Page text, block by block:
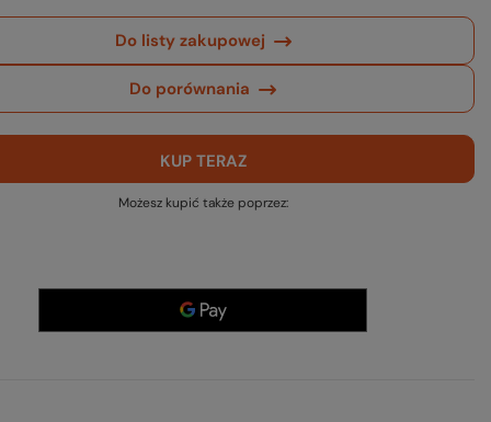
Do listy zakupowej
Do porównania
KUP TERAZ
Możesz kupić także poprzez: